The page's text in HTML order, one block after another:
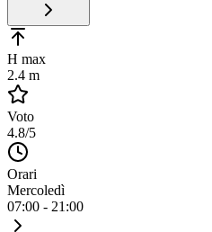
H max
2.4 m
Voto
4.8/5
Orari
Mercoledì
07:00 - 21:00